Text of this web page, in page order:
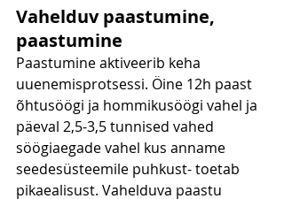
Vahelduv paastumine,
paastumine
Paastumine aktiveerib keha
uuenemisprotsessi. Öine 12h paast
õhtusöögi ja hommikusöögi vahel ja
päeval 2,5-3,5 tunnised vahed
söögiaegade vahel kus anname
seedesüsteemile puhkust- toetab
pikaealisust. Vahelduva paastu